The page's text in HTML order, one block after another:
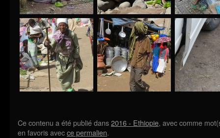
Ce contenu a été publié dans2016 - Ethiopie, avec comme
en favoris avecce permalien.